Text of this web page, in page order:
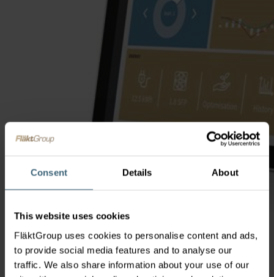
Consent Details About
This website uses cookies
FläktGroup uses cookies to personalise content and ads,
to provide social media features and to analyse our
traffic. We also share information about your use of our